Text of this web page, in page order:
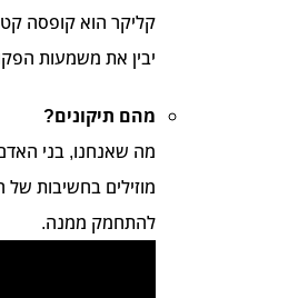
קליקר הוא קופסה
יבין את משמעות
מהם תיקונים?
מה שאנחנו, בני
מוזילים בחשיבות
להתחמק ממנה.